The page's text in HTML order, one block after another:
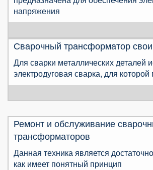
напряжения
Сварочный трансформатор
Для сварки металлических деталей
электродуговая сварка, для
Ремонт и обслуживание
трансформаторов
Данная техника является
как имеет понятный принцип